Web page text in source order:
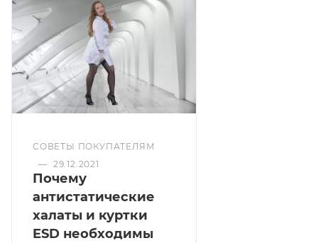
СОВЕТЫ ПОКУПАТЕЛЯМ
— 29.12.2021
Почему
антистатические
халаты и куртки
ESD необходимы